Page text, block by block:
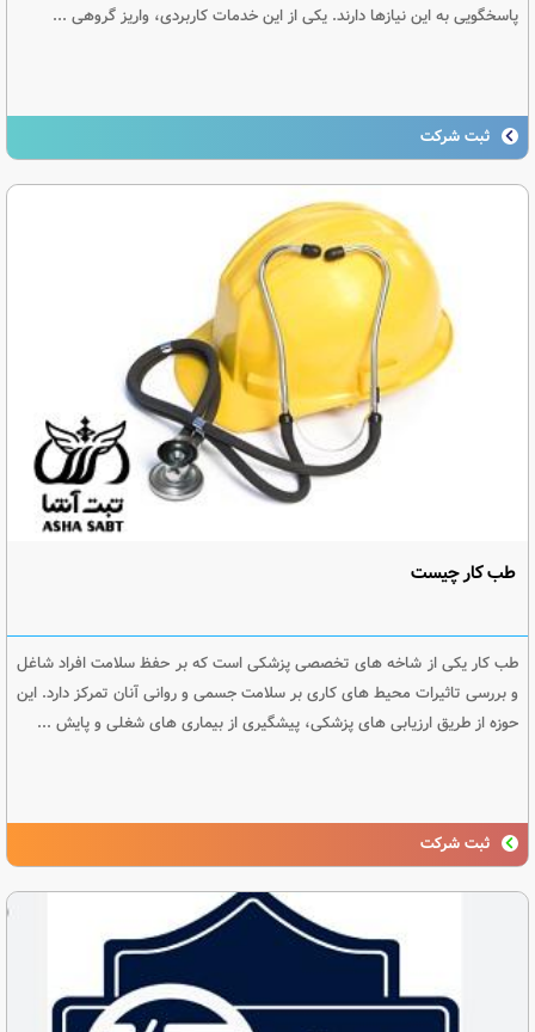
پاسخگویی به این نیازها دارند. یکی از این خدمات کاربردی، واریز گروهی ...
ثبت شرکت
طب کار چیست
طب کار یکی از شاخه های تخصصی پزشکی است که بر حفظ سلامت افراد شاغل
و بررسی تاثیرات محیط های کاری بر سلامت جسمی و روانی آنان تمرکز دارد. این
حوزه از طریق ارزیابی های پزشکی، پیشگیری از بیماری های شغلی و پایش ...
ثبت شرکت